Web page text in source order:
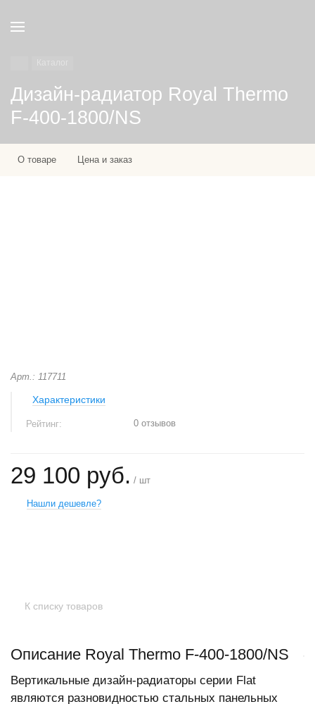
Дизайн-радиатор Royal Thermo
F-400-1800/NS
О товаре Цена и заказ
Арт.: 117711
Характеристики
Рейтинг: 0 отзывов
29 100 руб. / шт
Нашли дешевле?
К списку товаров
Описание Royal Thermo F-400-1800/NS
Вертикальные дизайн-радиаторы серии Flat
являются разновидностью стальных панельных